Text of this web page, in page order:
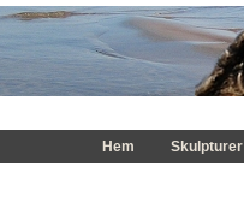
Hem Skulpturer